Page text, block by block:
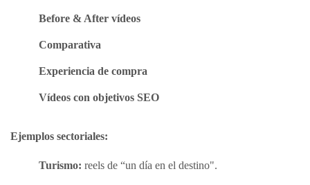
Before & After vídeos
Comparativa
Experiencia de compra
Vídeos con objetivos SEO
Ejemplos sectoriales:
Turismo: reels de “un día en el destino".